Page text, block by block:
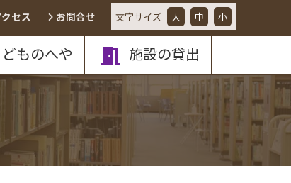
文字サイズ 大 中 小
セス お問合せ
ものへや 施設の貸出